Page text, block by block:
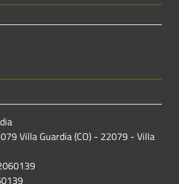
Villa Guardia (CO) - 22079 - Villa